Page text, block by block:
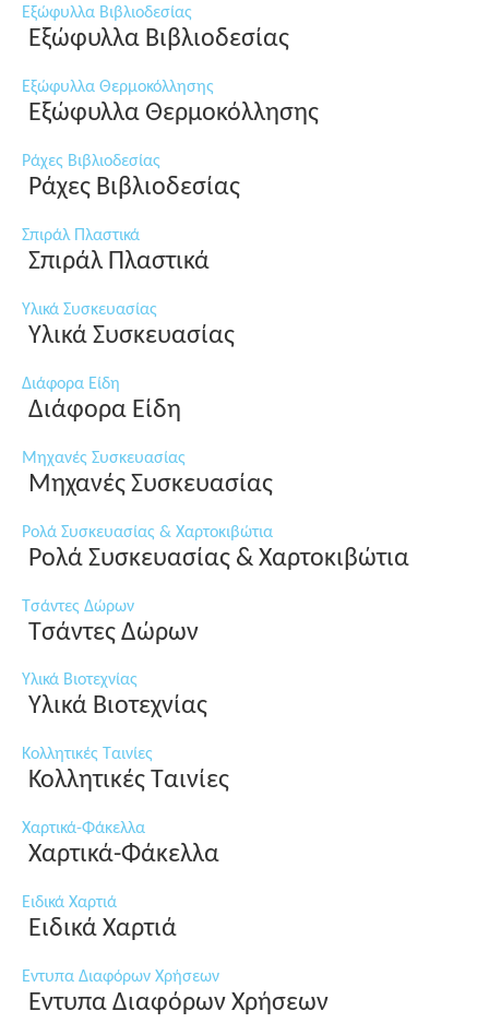
Εξώφυλλα Βιβλιοδεσίας
Εξώφυλλα Βιβλιοδεσίας
Εξώφυλλα Θερμοκόλλησης
Εξώφυλλα Θερμοκόλλησης
Ράχες Βιβλιοδεσίας
Ράχες Βιβλιοδεσίας
Σπιράλ Πλαστικά
Σπιράλ Πλαστικά
Υλικά Συσκευασίας
Υλικά Συσκευασίας
Διάφορα Είδη
Διάφορα Είδη
Μηχανές Συσκευασίας
Μηχανές Συσκευασίας
Ρολά Συσκευασίας & Χαρτοκιβώτια
Ρολά Συσκευασίας & Χαρτοκιβώτια
Τσάντες Δώρων
Τσάντες Δώρων
Υλικά Βιοτεχνίας
Υλικά Βιοτεχνίας
Κολλητικές Ταινίες
Κολλητικές Ταινίες
Χαρτικά-Φάκελλα
Χαρτικά-Φάκελλα
Ειδικά Χαρτιά
Ειδικά Χαρτιά
Εντυπα Διαφόρων Χρήσεων
Εντυπα Διαφόρων Χρήσεων